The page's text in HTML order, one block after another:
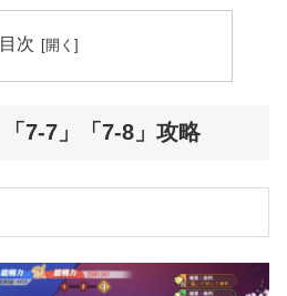
目次
「7-7」「7-8」攻略